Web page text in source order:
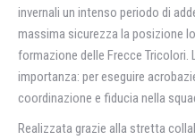
invernali un intenso periodo di
massima sicurezza la posizione
formazione delle Frecce Tricolori.
importanza: per eseguire
coordinazione e fiducia nella
Realizzata grazie alla stretta